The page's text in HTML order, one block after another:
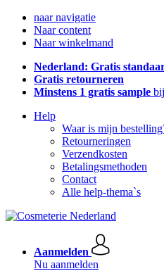
naar navigatie
Naar content
Naar winkelmand
Nederland: Gratis
Gratis retourneren
Minstens 1 gratis sample
Help
Waar is mijn
Retourneringen
Verzendkosten
Betalingsmethoden
Contact
Alle help-thema`s
Aanmelden
Nu aanmelden